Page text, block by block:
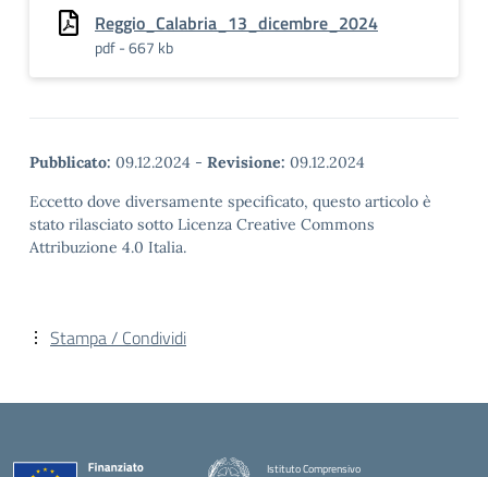
Reggio_Calabria_13_dicembre_2024
pdf - 667 kb
Pubblicato: 09.12.2024 - Revisione: 09.12.2024
Eccetto dove diversamente specificato, questo articolo è
stato rilasciato sotto Licenza Creative Commons
Attribuzione 4.0 Italia.
Stampa / Condividi
Istituto Comprensivo